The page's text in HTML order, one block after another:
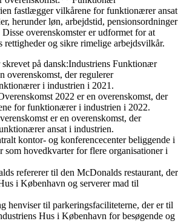
fastlægger vilkårene for funktionærer ansat
herunder løn, arbejdstid, pensionsordninger
overenskomster er udformet for at
og sikre rimelige arbejdsvilkår.
på dansk:Industriens Funktionær
overenskomst, der regulerer
i industrien i 2021.
2022 er en overenskomst, der
for funktionærer i industrien i 2022.
er en overenskomst, der
ansat i industrien.
kontor- og konferencecenter beliggende i
som hovedkvarter for flere organisationer i
refererer til den McDonalds restaurant, der
i København og serverer mad til
henviser til parkeringsfaciliteterne, der er til
Hus i København for besøgende og